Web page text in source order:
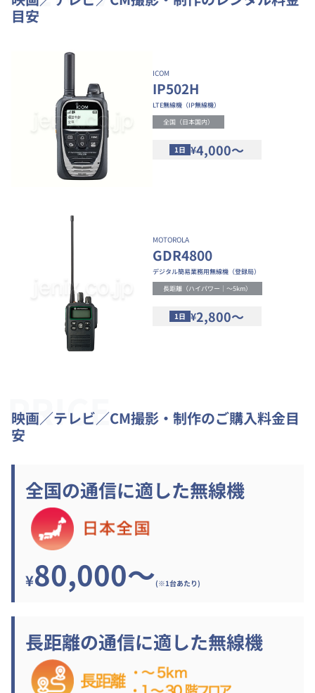
目安
ICOM
IP502H
LTE無線機（IP無線機）
全国（日本国内）
1日 ¥4,000～
MOTOROLA
GDR4800
デジタル簡易業務用無線機（登録局）
長距離（ハイパワー｜～5km）
1日 ¥2,800～
PRICE
映画／テレビ／CM撮影・制作のご購入料金目
安
全国の通信に適した無線機
¥80,000～(※1台あたり)
長距離の通信に適した無線機